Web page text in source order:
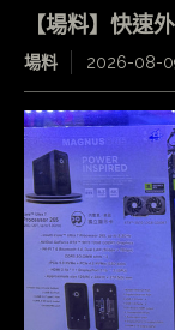
【場料】快
場料 2026-08-